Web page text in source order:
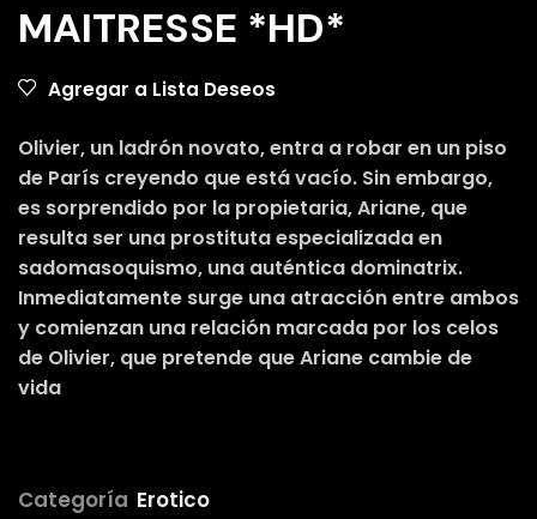
MAITRESSE *HD*
Agregar a Lista Deseos
Olivier, un ladrón novato, entra a robar en un piso
de París creyendo que está vacío. Sin embargo,
es sorprendido por la propietaria, Ariane, que
resulta ser una prostituta especializada en
sadomasoquismo, una auténtica dominatrix.
Inmediatamente surge una atracción entre ambos
y comienzan una relación marcada por los celos
de Olivier, que pretende que Ariane cambie de
vida
Categoría Erotico